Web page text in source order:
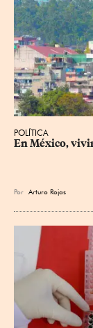
POLÍTICA
En México,
Por Arturo Rojas